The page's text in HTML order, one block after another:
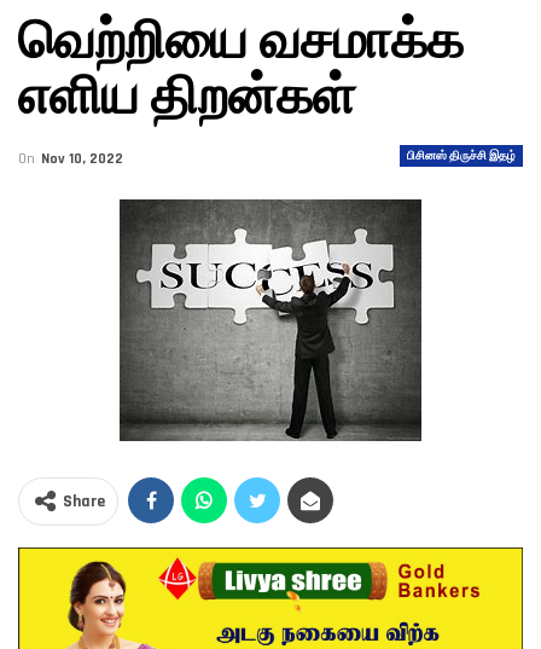
வெற்றியை வசமாக்க
எளிய திறன்கள்
பிசினஸ் திருச்சி இதழ்
On Nov 10, 2022
Share